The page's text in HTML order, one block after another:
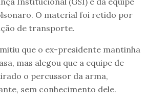
O material foi retido por
de transporte.
que o ex-presidente mantinha
mas alegou que a equipe de
o percussor da arma,
sem conhecimento dele.